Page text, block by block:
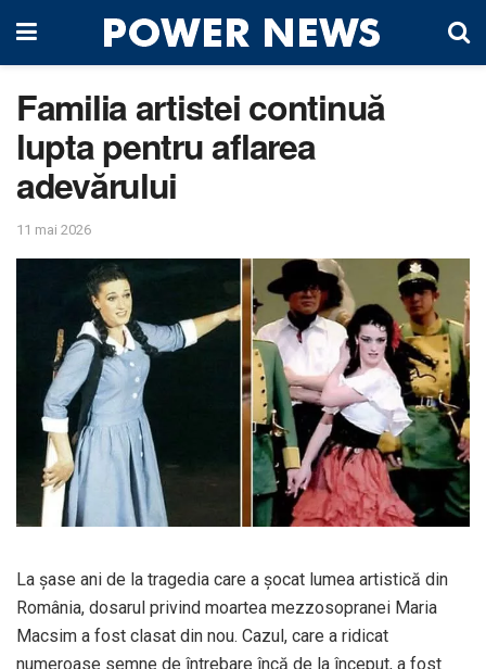
Familia artistei continuă
lupta pentru aflarea
adevărului
11 mai 2026
La șase ani de la tragedia care a șocat lumea artistică din
România, dosarul privind moartea mezzosopranei Maria
Macsim a fost clasat din nou. Cazul, care a ridicat
numeroase semne de întrebare încă de la început, a fost